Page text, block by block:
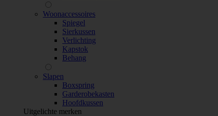
Woonaccessoires
Spiegel
Sierkussen
Verlichting
Kapstok
Behang
Slapen
Boxspring
Garderobekasten
Hoofdkussen
Uitgelichte merken